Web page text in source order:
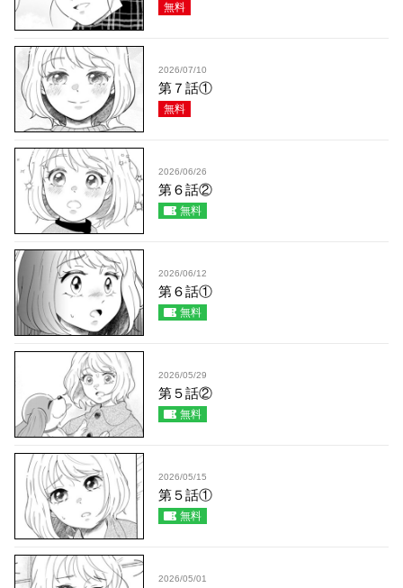
無料
2026/07/10
第７話①
無料
2026/06/26
第６話②
無料
2026/06/12
第６話①
無料
2026/05/29
第５話②
無料
2026/05/15
第５話①
無料
2026/05/01